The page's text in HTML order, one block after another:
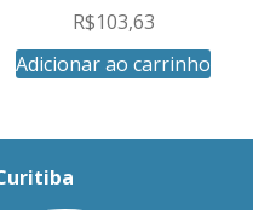
R$103,63
Adicionar ao carrinho